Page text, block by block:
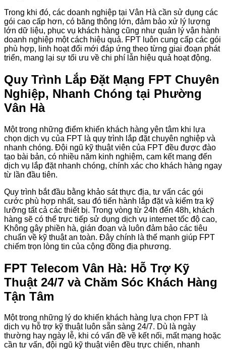
Trong khi đó, các doanh nghiệp tại Vân Hà cần sử dụng các
gói cao cấp hơn, có băng thông lớn, đảm bảo xử lý lượng
lớn dữ liệu, phục vụ khách hàng cũng như quản lý vận hành
doanh nghiệp một cách hiệu quả. FPT luôn cung cấp các gói
phù hợp, linh hoạt đổi mới đáp ứng theo từng giai đoạn phát
triển, mang lại sự tối ưu về chi phí lẫn hiệu quả hoạt động.
Quy Trình Lắp Đặt Mạng FPT Chuyên
Nghiệp, Nhanh Chóng tại Phường
Vân Hà
Một trong những điểm khiến khách hàng yên tâm khi lựa
chọn dịch vụ của FPT là quy trình lắp đặt chuyên nghiệp và
nhanh chóng. Đội ngũ kỹ thuật viên của FPT đều được đào
tạo bài bản, có nhiều năm kinh nghiệm, cam kết mang đến
dịch vụ lắp đặt nhanh chóng, chính xác cho khách hàng ngay
từ lần đầu tiên.
Quy trình bắt đầu bằng khảo sát thực địa, tư vấn các gói
cước phù hợp nhất, sau đó tiến hành lắp đặt và kiểm tra kỹ
lưỡng tất cả các thiết bị. Trong vòng từ 24h đến 48h, khách
hàng sẽ có thể trực tiếp sử dụng dịch vụ internet tốc độ cao,
Không gây phiền hà, gián đoạn và luôn đảm bảo các tiêu
chuẩn về kỹ thuật an toàn. Đây chính là thế mạnh giúp FPT
chiếm trọn lòng tin của cộng đồng địa phương.
FPT Telecom Vân Hà: Hỗ Trợ Kỹ
Thuật 24/7 và Chăm Sóc Khách Hàng
Tận Tâm
Một trong những lý do khiến khách hàng lựa chọn FPT là
dịch vụ hỗ trợ kỹ thuật luôn sẵn sàng 24/7. Dù là ngày
thường hay ngày lễ, khi có vấn đề về kết nối, mất mạng hoặc
cần tư vấn, đội ngũ kỹ thuật viên đều trực chiến, nhanh